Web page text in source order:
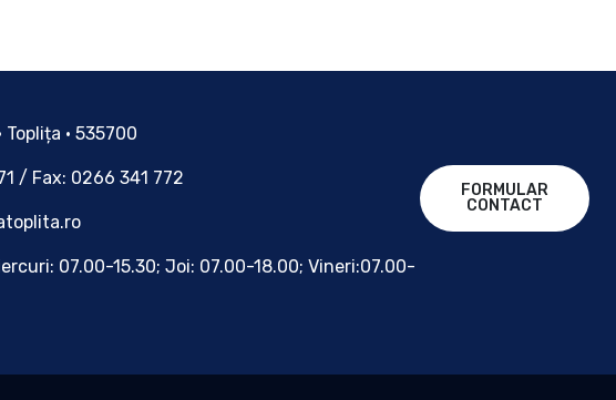
• 535700
/ Fax: 0266 341 772
07.00-15.30; Joi: 07.00-18.00; Vineri:07.00-
FORMULAR
CONTACT